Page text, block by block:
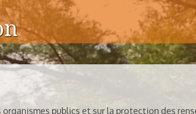
publics et sur la protection des